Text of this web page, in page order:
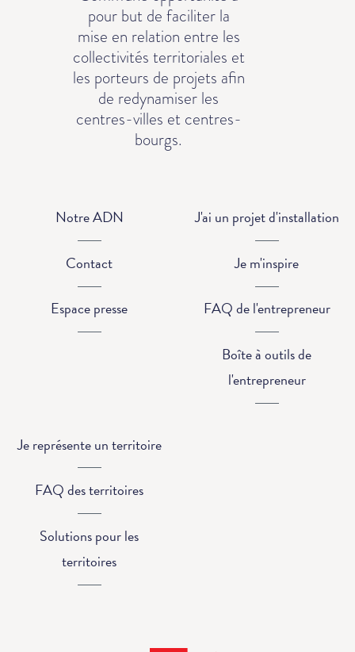
pour but de faciliter la
mise en relation entre les
collectivités territoriales et
les porteurs de projets afin
de redynamiser les
centres-villes et centres-
bourgs.
Notre ADN
Contact
Espace presse
J'ai un projet d'installation
Je m'inspire
FAQ de l'entrepreneur
Boîte à outils de
l'entrepreneur
Je représente un territoire
FAQ des territoires
Solutions pour les
territoires